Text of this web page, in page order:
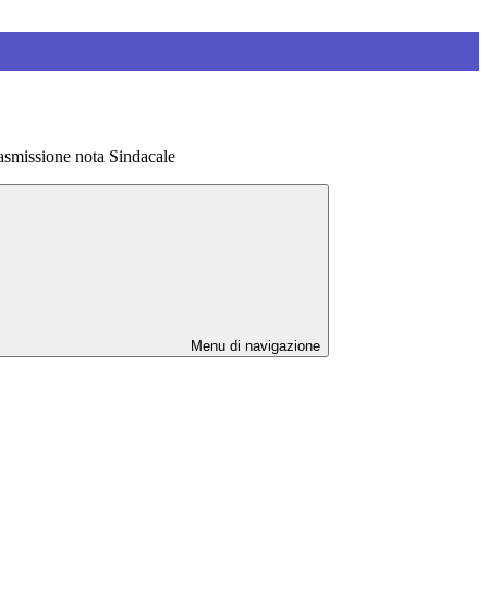
nota Sindacale
Menu di navigazione